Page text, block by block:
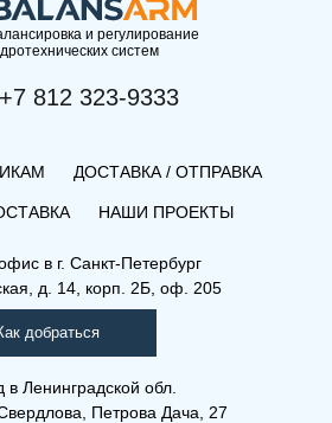
и регулирование
систем
+7 812 323-9333
ДОСТАВКА / ОТПРАВКА
НАШИ ПРОЕКТЫ
в г. Санкт-Петербург
д. 14, корп. 2Б, оф. 205
добраться
в Ленинградской обл.
Петрова Дача, 27